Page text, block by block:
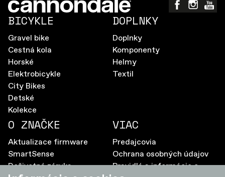
BICYKLE
Gravel bike
Cestná kola
Horské
Elektrobicykle
City Bikes
Detské
Kolekce
DOPLNKY
Doplnky
Komponenty
Helmy
Textil
O ZNAČKE
Aktualizace firmware
SmartSense
Doživotná záruka
VIAC
Predajcovia
Ochrana osobných údajov
Pravidlá a informácie o